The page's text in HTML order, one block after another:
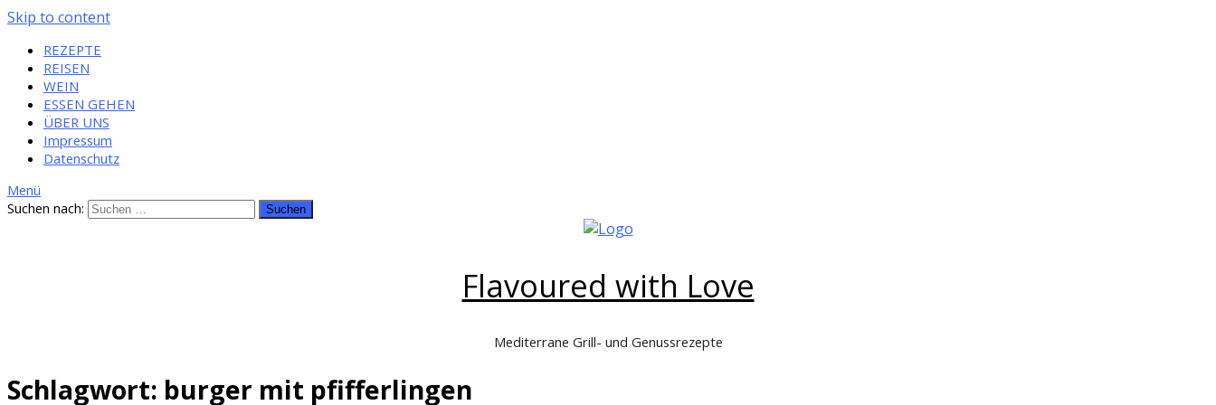
Skip to content
REZEPTE
REISEN
WEIN
ESSEN GEHEN
ÜBER UNS
Impressum
Datenschutz
Menü
Suchen nach:
Flavoured with Love
Mediterrane Grill- und Genussrezepte
Schlagwort: burger mit pfifferlingen